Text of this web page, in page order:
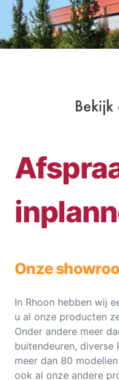
Onze
In Rhoon hebben wij
u al onze producten
Onder andere meer
buitendeuren, diverse
meer dan 80
ook al onze andere